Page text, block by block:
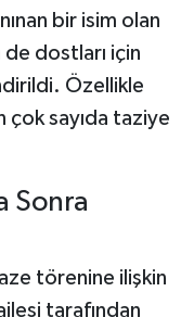
bir isim olan
de dostları için
Özellikle
çok sayıda taziye
Sonra
törenine ilişkin
tarafından